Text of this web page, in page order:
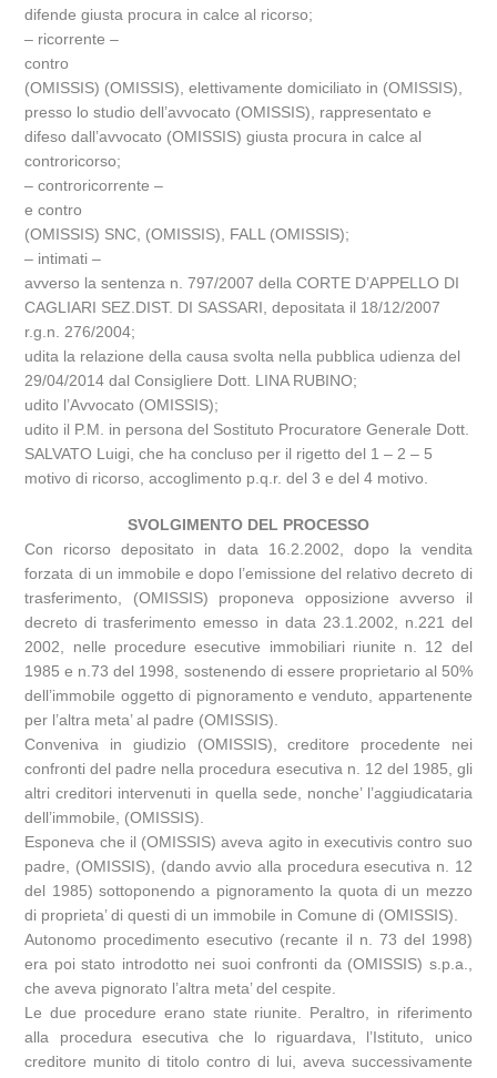
difende giusta procura in calce al ricorso;
– ricorrente –
contro
(OMISSIS) (OMISSIS), elettivamente domiciliato in (OMISSIS),
presso lo studio dell’avvocato (OMISSIS), rappresentato e
difeso dall’avvocato (OMISSIS) giusta procura in calce al
controricorso;
– controricorrente –
e contro
(OMISSIS) SNC, (OMISSIS), FALL (OMISSIS);
– intimati –
avverso la sentenza n. 797/2007 della CORTE D’APPELLO DI
CAGLIARI SEZ.DIST. DI SASSARI, depositata il 18/12/2007
r.g.n. 276/2004;
udita la relazione della causa svolta nella pubblica udienza del
29/04/2014 dal Consigliere Dott. LINA RUBINO;
udito l’Avvocato (OMISSIS);
udito il P.M. in persona del Sostituto Procuratore Generale Dott.
SALVATO Luigi, che ha concluso per il rigetto del 1 – 2 – 5
motivo di ricorso, accoglimento p.q.r. del 3 e del 4 motivo.
SVOLGIMENTO DEL PROCESSO
Con ricorso depositato in data 16.2.2002, dopo la vendita
forzata di un immobile e dopo l’emissione del relativo decreto di
trasferimento, (OMISSIS) proponeva opposizione avverso il
decreto di trasferimento emesso in data 23.1.2002, n.221 del
2002, nelle procedure esecutive immobiliari riunite n. 12 del
1985 e n.73 del 1998, sostenendo di essere proprietario al 50%
dell’immobile oggetto di pignoramento e venduto, appartenente
per l’altra meta’ al padre (OMISSIS).
Conveniva in giudizio (OMISSIS), creditore procedente nei
confronti del padre nella procedura esecutiva n. 12 del 1985, gli
altri creditori intervenuti in quella sede, nonche’ l’aggiudicataria
dell’immobile, (OMISSIS).
Esponeva che il (OMISSIS) aveva agito in executivis contro suo
padre, (OMISSIS), (dando avvio alla procedura esecutiva n. 12
del 1985) sottoponendo a pignoramento la quota di un mezzo
di proprieta’ di questi di un immobile in Comune di (OMISSIS).
Autonomo procedimento esecutivo (recante il n. 73 del 1998)
era poi stato introdotto nei suoi confronti da (OMISSIS) s.p.a.,
che aveva pignorato l’altra meta’ del cespite.
Le due procedure erano state riunite. Peraltro, in riferimento
alla procedura esecutiva che lo riguardava, l’Istituto, unico
creditore munito di titolo contro di lui, aveva successivamente